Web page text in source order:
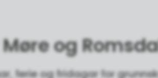
og
ferie og fridagar for